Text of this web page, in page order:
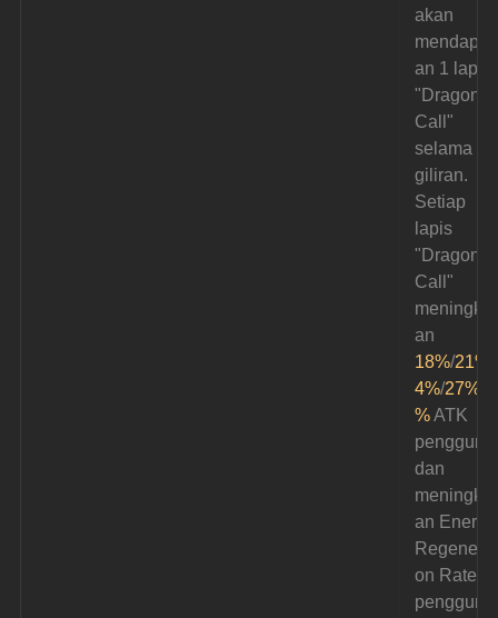
akan
an 1 lapis
"Dragon's
Call"
selama 2
giliran.
Setiap
lapis
"Dragon's
Call"
an
18%/21%
4%/27%
% ATK
dan
an
on Rate